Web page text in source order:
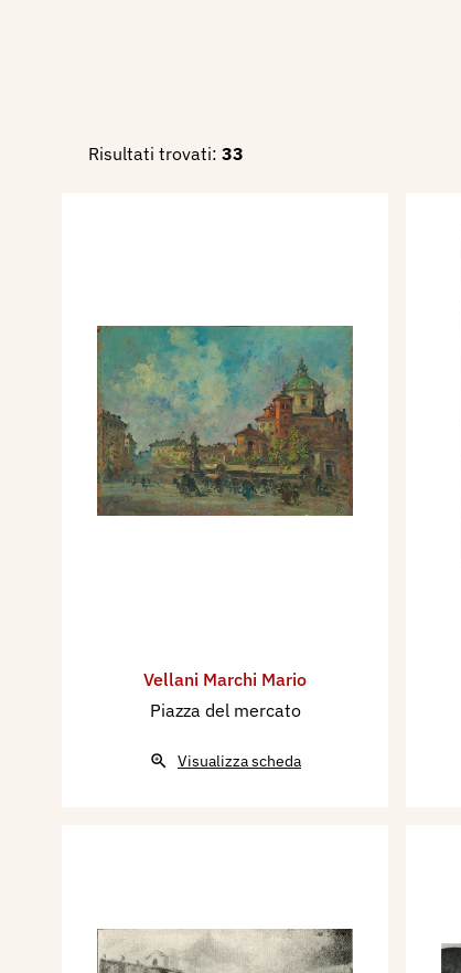
Risultati trovati: 33
Vellani Marchi Mario
Piazza del mercato
Visualizza scheda